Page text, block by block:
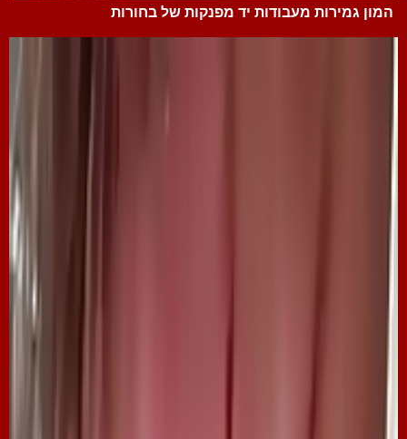
המון גמירות מעבודות יד מפנקות של בחורות